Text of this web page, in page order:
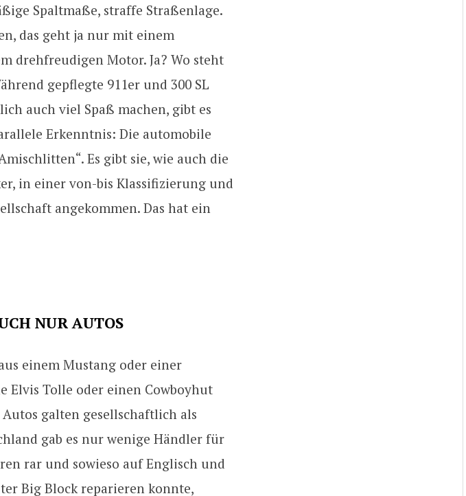
Spaltmaße, straffe Straßenlage.
das geht ja nur mit einem
drehfreudigen Motor. Ja? Wo steht
gepflegte 911er und 300 SL
auch viel Spaß machen, gibt es
Erkenntnis: Die automobile
Es gibt sie, wie auch die
in einer von-bis Klassifizierung und
angekommen. Das hat ein
NUR AUTOS
einem Mustang oder einer
Elvis Tolle oder einen Cowboyhut
galten gesellschaftlich als
gab es nur wenige Händler für
rar und sowieso auf Englisch und
Big Block reparieren konnte,